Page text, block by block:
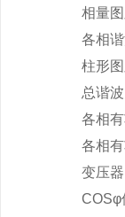
相量
各相
柱形
总谐
各相
各相
变压器
COSφ